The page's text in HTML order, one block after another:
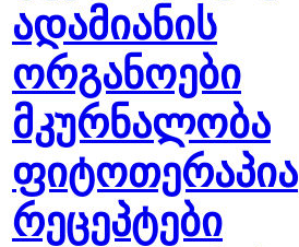
ადამიანის
ორგანოები
მკურნალობა
ფიტოთერაპია
რეცეპტები